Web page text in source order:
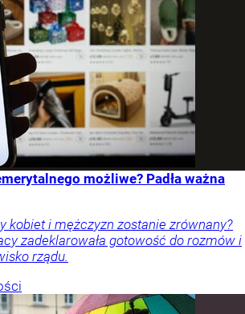
możliwe? Padła ważna
kobiet i mężczyzn zostanie zrównany?
zadeklarowała gotowość do rozmów i
rządu.